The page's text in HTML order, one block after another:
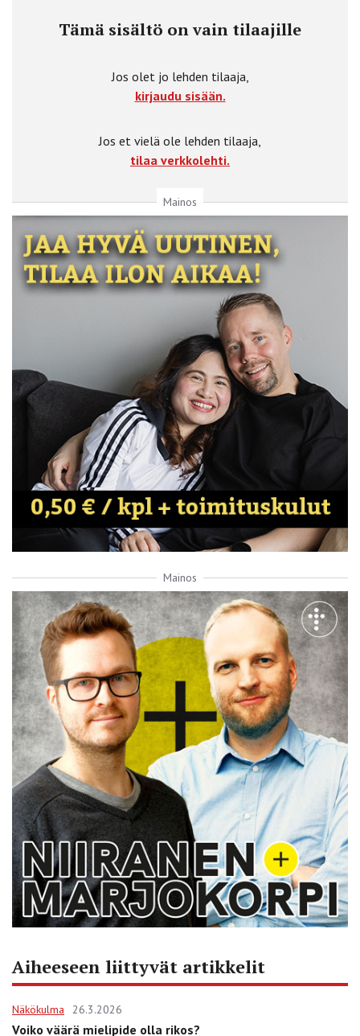
Tämä sisältö on vain tilaajille
Jos olet jo lehden tilaaja,
kirjaudu sisään.
Jos et vielä ole lehden tilaaja,
tilaa verkkolehti.
Mainos
Mainos
Aiheeseen liittyvät artikkelit
Näkökulma 26.3.2026
Voiko väärä mielipide olla rikos?